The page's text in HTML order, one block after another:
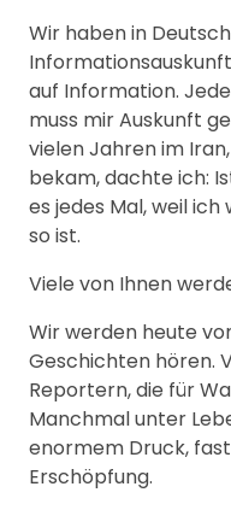
Wir haben in
auf Information.
muss mir Auskunft
vielen Jahren im
bekam, dachte ich:
es jedes Mal, weil ich
so ist.
Viele von Ihnen
Wir werden heute
Geschichten hören.
Reportern, die für
Manchmal unter
enormem Druck,
Erschöpfung.